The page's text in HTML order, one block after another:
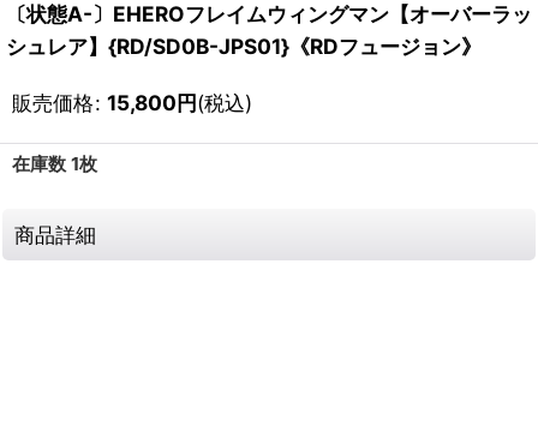
〔状態A-〕EHEROフレイムウィングマン【オーバーラッ
シュレア】{RD/SD0B-JPS01}《RDフュージョン》
販売価格: 15,800円(税込)
在庫数 1枚
商品詳細